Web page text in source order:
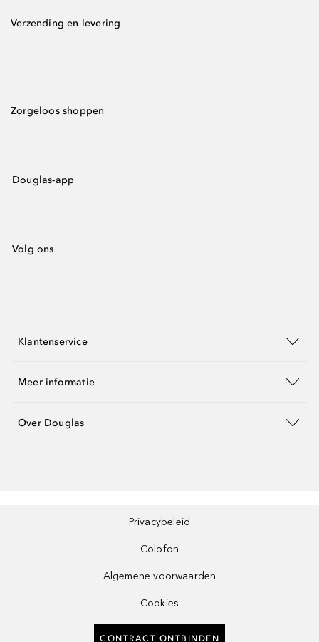
Verzending en levering
Zorgeloos shoppen
Douglas-app
Volg ons
Klantenservice
Meer informatie
Over Douglas
Privacybeleid
Colofon
Algemene voorwaarden
Cookies
CONTRACT ONTBINDEN